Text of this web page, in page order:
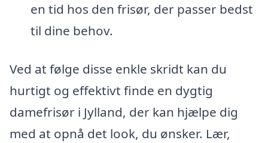
en tid hos den frisør, der passer bedst
til dine behov.
Ved at følge disse enkle skridt kan du
hurtigt og effektivt finde en dygtig
damefrisør i Jylland, der kan hjælpe dig
med at opnå det look, du ønsker. Lær,